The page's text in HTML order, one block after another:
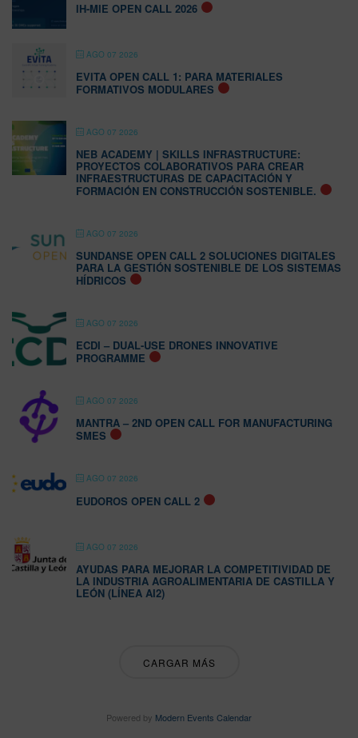
IH-MIE OPEN CALL 2026
AGO 07 2026
EVITA OPEN CALL 1: PARA MATERIALES
FORMATIVOS MODULARES
AGO 07 2026
NEB ACADEMY | SKILLS INFRASTRUCTURE:
PROYECTOS COLABORATIVOS PARA CREAR
INFRAESTRUCTURAS DE CAPACITACIÓN Y
FORMACIÓN EN CONSTRUCCIÓN SOSTENIBLE.
AGO 07 2026
SUNDANSE OPEN CALL 2 SOLUCIONES DIGITALES
PARA LA GESTIÓN SOSTENIBLE DE LOS SISTEMAS
HÍDRICOS
AGO 07 2026
ECDI – DUAL-USE DRONES INNOVATIVE
PROGRAMME
AGO 07 2026
MANTRA – 2ND OPEN CALL FOR MANUFACTURING
SMES
AGO 07 2026
EUDOROS OPEN CALL 2
AGO 07 2026
AYUDAS PARA MEJORAR LA COMPETITIVIDAD DE
LA INDUSTRIA AGROALIMENTARIA DE CASTILLA Y
LEÓN (LÍNEA AI2)
CARGAR MÁS
Powered by Modern Events Calendar